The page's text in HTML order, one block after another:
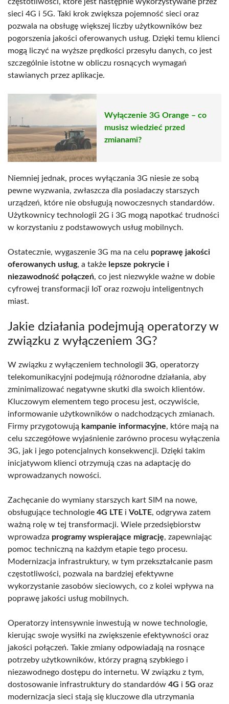
sieci 4G i 5G. Taki krok zwiększa pojemność sieci oraz
pozwala na obsługę większej liczby użytkowników bez
pogorszenia jakości oferowanych usług. Dzięki temu klienci
mogą liczyć na wyższe prędkości przesyłu danych, co jest
szczególnie istotne w obliczu rosnących wymagań
stawianych przez aplikacje.
Wyłączenie 3G Orange – co
musisz wiedzieć przed
zmianami?
Niemniej jednak, proces wyłączania 3G niesie ze sobą
pewne wyzwania, zwłaszcza dla posiadaczy starszych
urządzeń, które nie obsługują nowoczesnych standardów.
Użytkownicy technologii 2G i 3G mogą napotkać trudności
w korzystaniu z podstawowych usług mobilnych.
Ostatecznie, wygaszenie 3G ma na celu poprawę jakości
oferowanych usług, a także lepsze pokrycie i
niezawodność połączeń, co jest niezwykle ważne w dobie
cyfrowej transformacji IoT oraz rozwoju inteligentnych
miast.
Jakie działania podejmują operatorzy w
związku z wyłączeniem 3G?
W związku z wyłączeniem technologii 3G, operatorzy
telekomunikacyjni podejmują różnorodne działania, aby
zminimalizować negatywne skutki dla swoich klientów.
Kluczowym elementem tego procesu jest, oczywiście,
informowanie użytkowników o nadchodzących zmianach.
Firmy przygotowują kampanie informacyjne, które mają na
celu szczegółowe wyjaśnienie zarówno procesu wyłączenia
3G, jak i jego potencjalnych konsekwencji. Dzięki takim
inicjatywom klienci otrzymują czas na adaptację do
wprowadzanych nowości.
Zachęcanie do wymiany starszych kart SIM na nowe,
obsługujące technologie 4G LTE i VoLTE, odgrywa zatem
ważną rolę w tej transformacji. Wiele przedsiębiorstw
wprowadza programy wspierające migrację, zapewniając
pomoc techniczną na każdym etapie tego procesu.
Modernizacja infrastruktury, w tym przekształcanie pasm
częstotliwości, pozwala na bardziej efektywne
wykorzystanie zasobów sieciowych, co z kolei wpływa na
poprawę jakości usług mobilnych.
Operatorzy intensywnie inwestują w nowe technologie,
kierując swoje wysiłki na zwiększenie efektywności oraz
jakości połączeń. Takie zmiany odpowiadają na rosnące
potrzeby użytkowników, którzy pragną szybkiego i
niezawodnego dostępu do internetu. W związku z tym,
dostosowanie infrastruktury do standardów 4G i 5G oraz
modernizacja sieci stają się kluczowe dla utrzymania